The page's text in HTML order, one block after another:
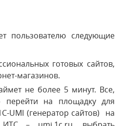
пользователю следующие
готовых сайтов,
магазинов.
не более 5 минут. Все,
на площадку для
UMI (генератор сайтов) на